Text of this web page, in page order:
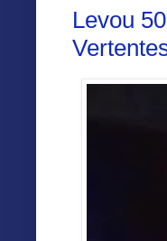
Levou